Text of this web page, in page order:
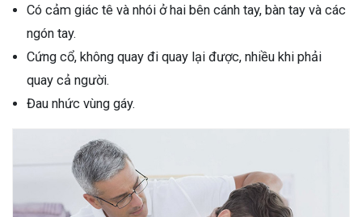
Có cảm giác tê và nhói ở hai bên cánh tay, bàn tay và các
ngón tay.
Cứng cổ, không quay đi quay lại được, nhiều khi phải
quay cả người.
Đau nhức vùng gáy.